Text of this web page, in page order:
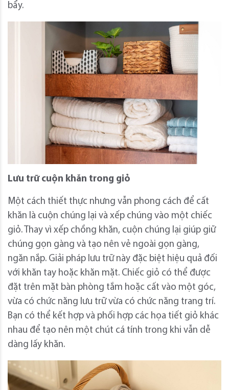
bẩy.
Lưu trữ cuộn khăn trong giỏ
Một cách thiết thực nhưng vẫn phong cách để cất
khăn là cuộn chúng lại và xếp chúng vào một chiếc
giỏ. Thay vì xếp chồng khăn, cuộn chúng lại giúp giữ
chúng gọn gàng và tạo nên vẻ ngoài gọn gàng,
ngăn nắp. Giải pháp lưu trữ này đặc biệt hiệu quả đối
với khăn tay hoặc khăn mặt. Chiếc giỏ có thể được
đặt trên mặt bàn phòng tắm hoặc cất vào một góc,
vừa có chức năng lưu trữ vừa có chức năng trang trí.
Bạn có thể kết hợp và phối hợp các họa tiết giỏ khác
nhau để tạo nên một chút cá tính trong khi vẫn dễ
dàng lấy khăn.